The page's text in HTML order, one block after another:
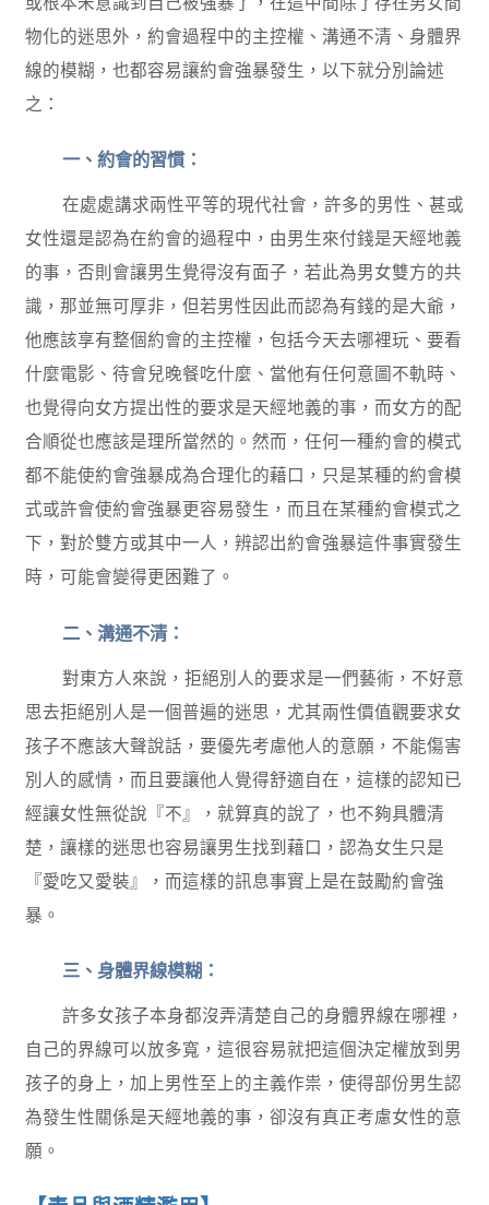
物化的迷思外，約會過程中的主控權、溝通不清、身體界
線的模糊，也都容易讓約會強暴發生，以下就分別論述
之：
一、約會的習慣：
在處處講求兩性平等的現代社會，許多的男性、甚或
女性還是認為在約會的過程中，由男生來付錢是天經地義
的事，否則會讓男生覺得沒有面子，若此為男女雙方的共
識，那並無可厚非，但若男性因此而認為有錢的是大爺，
他應該享有整個約會的主控權，包括今天去哪裡玩、要看
什麼電影、待會兒晚餐吃什麼、當他有任何意圖不軌時、
也覺得向女方提出性的要求是天經地義的事，而女方的配
合順從也應該是理所當然的。然而，任何一種約會的模式
都不能使約會強暴成為合理化的藉口，只是某種的約會模
式或許會使約會強暴更容易發生，而且在某種約會模式之
下，對於雙方或其中一人，辨認出約會強暴這件事實發生
時，可能會變得更困難了。
二、溝通不清：
對東方人來說，拒絕別人的要求是一們藝術，不好意
思去拒絕別人是一個普遍的迷思，尤其兩性價值觀要求女
孩子不應該大聲說話，要優先考慮他人的意願，不能傷害
別人的感情，而且要讓他人覺得舒適自在，這樣的認知已
經讓女性無從說『不』，就算真的說了，也不夠具體清
楚，讓樣的迷思也容易讓男生找到藉口，認為女生只是
『愛吃又愛裝』，而這樣的訊息事實上是在鼓勵約會強
暴。
三、身體界線模糊：
許多女孩子本身都沒弄清楚自己的身體界線在哪裡，
自己的界線可以放多寬，這很容易就把這個決定權放到男
孩子的身上，加上男性至上的主義作祟，使得部份男生認
為發生性關係是天經地義的事，卻沒有真正考慮女性的意
願。